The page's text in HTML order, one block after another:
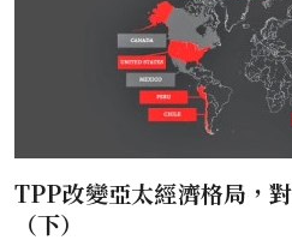
TPP改變亞太經濟格局，
（下）